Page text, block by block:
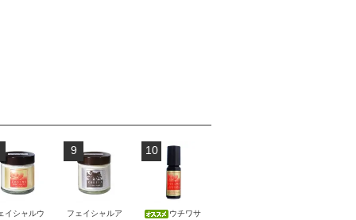
イシャルウ
9
フェイシャルア
10
ウチワサ